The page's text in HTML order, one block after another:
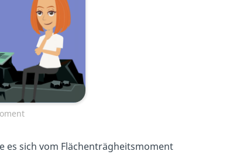
es sich vom Flächenträgheitsmoment